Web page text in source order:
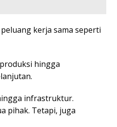
kerja sama seperti
hingga
infrastruktur.
pihak. Tetapi, juga